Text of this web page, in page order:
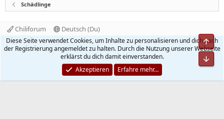
Schädlinge
Chiliforum
Deutsch (Du)
Kontakt
Nutzungsbedingungen
Datenschutz
Hilfe und Impressum
Start
R
S
Community platform by XenForo® © 2010-2026 XenForo Ltd.
Quality Add-Ons made withbyWMTech.
Diese Seite verwendet Cookies, um Inhalte zu personalisieren und dich nach
der Registrierung angemeldet zu halten. Durch die Nutzung unserer Webseite
erklärst du dich damit einverstanden.
Akzeptieren
Erfahre mehr…